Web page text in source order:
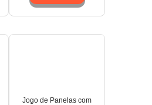
Jogo de Panelas com